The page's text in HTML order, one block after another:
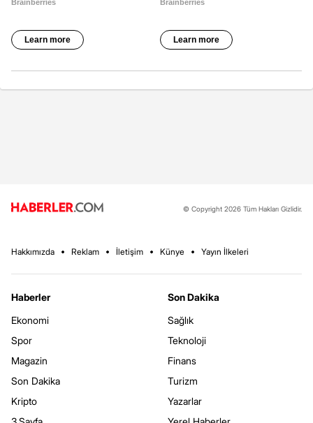
© Copyright 2026 Tüm Hakları Gizlidir.
Hakkımızda Reklam İletişim Künye Yayın İlkeleri
Haberler
Ekonomi
Spor
Magazin
Son Dakika
Kripto
Son Dakika
Sağlık
Teknoloji
Finans
Turizm
Yazarlar